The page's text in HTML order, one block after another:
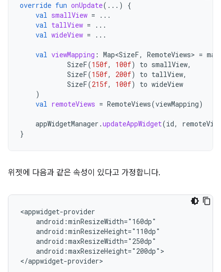
override fun onUpdate(...)
{
val smallView =
...
val tallView =
...
val wideView = ...
val viewMapping : Map<SizeF, RemoteViews> =
SizeF(150f, 100f) to smallView,
SizeF(150f, 200f) to tallView,
SizeF(215f, 100f) to wideView
)
val remoteViews = RemoteViews(viewMapping)
appWidgetManager .updateAppWidget(id,
}
위젯에 다음과 같은 속성이 있다고 가정합니다.
android:maxResizeHeight="200dp">